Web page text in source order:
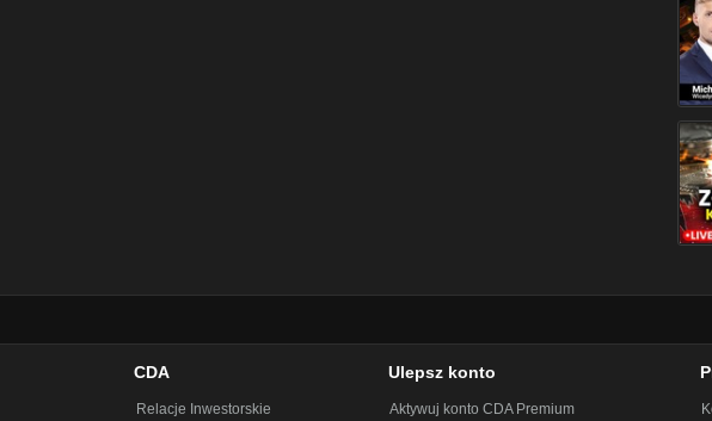
CDA
Relacje Inwestorskie
Ulepsz konto
Aktywuj konto CDA Premium